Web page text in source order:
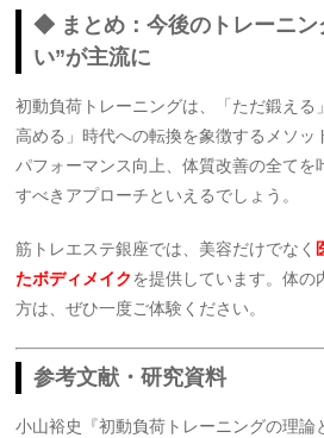
◆ まとめ：今後のトレーニン
い”が主流に
初動負荷トレーニングは、「ただ鍛える
高める」時代への転換を象徴するメソッ
パフォーマンス向上、体質改善の全てを
すべきアプローチといえるでしょう。
筋トレエステ銀座では、美容だけでなく
たボディメイクを提供しています。体の
方は、ぜひ一度ご体験ください。
参考文献・研究資料
小山裕史『初動負荷トレーニングの理論